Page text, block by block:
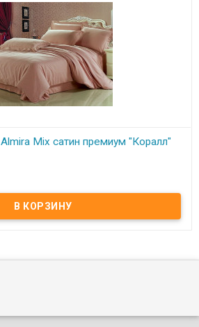
Mix сатин премиум "Коралл"
постельного белья ТМ "Almira Mix".
см. Простынь: 230х250 см. Наволочки:
на выбор. (2 шт.) Дополнительно